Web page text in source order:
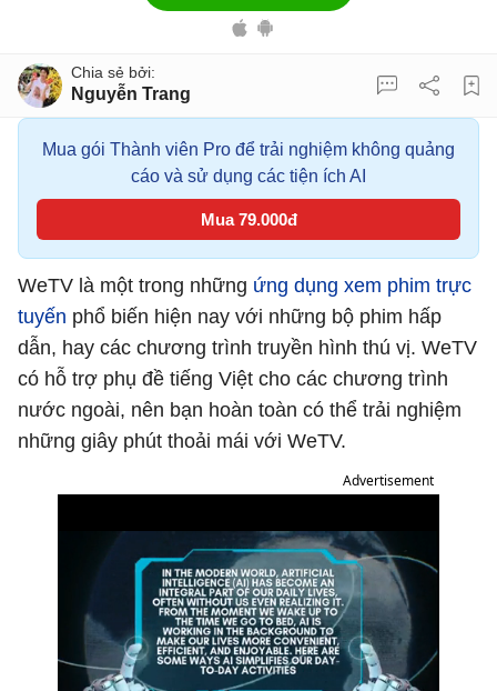
Nguyễn Trang
Mua gói Thành viên Pro để trải nghiệm không quảng
cáo và sử dụng các tiện ích AI
Mua 79.000đ
WeTV là một trong những ứng dụng xem phim trực
tuyến phổ biến hiện nay với những bộ phim hấp
dẫn, hay các chương trình truyền hình thú vị. WeTV
có hỗ trợ phụ đề tiếng Việt cho các chương trình
nước ngoài, nên bạn hoàn toàn có thể trải nghiệm
những giây phút thoải mái với WeTV.
Advertisement